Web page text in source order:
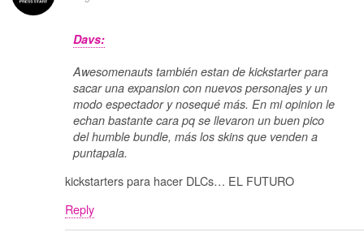
Davs:
Awesomenauts también estan de kickstarter para
sacar una expansion con nuevos personajes y un
modo espectador y nosequé más. En mi opinion le
echan bastante cara pq se llevaron un buen pico
del humble bundle, más los skins que venden a
puntapala.
kickstarters para hacer DLCs… EL FUTURO
Reply